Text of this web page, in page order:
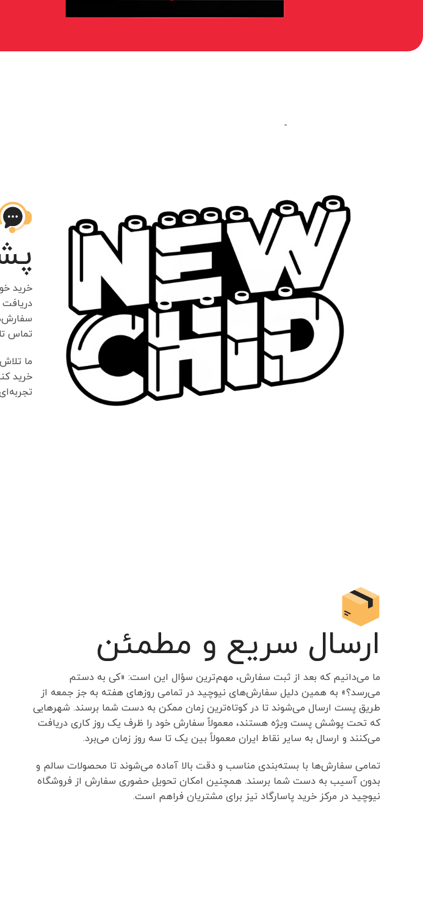
خرید
تماس
ما
خرید
ارسال سریع و مطمئن
ما می‌دانیم که بعد از ثبت سفارش، مهم‌ترین سؤال این است: «کی به دستم
می‌رسد؟» به همین دلیل سفارش‌های نیوچید در تمامی روزهای هفته به جز جمعه از
طریق پست ارسال می‌شوند تا در کوتاه‌ترین زمان ممکن به دست شما برسند. شهرهایی
که تحت پوشش پست ویژه هستند، معمولاً سفارش خود را ظرف یک روز کاری دریافت
می‌کنند و ارسال به سایر نقاط ایران معمولاً بین یک تا سه روز زمان می‌برد.
تمامی سفارش‌ها با بسته‌بندی مناسب و دقت بالا آماده می‌شوند تا محصولات سالم و
بدون آسیب به دست شما برسند. همچنین امکان تحویل حضوری سفارش از فروشگاه
نیوچید در مرکز خرید پاسارگاد نیز برای مشتریان فراهم است.